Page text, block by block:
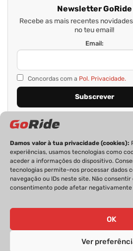
Damos valor à tua privacidade (cookies):
experiências, usamos tecnologias como
aceder a informações do dispositivo.
tecnologias permite-nos processar dados
navegação ou IDs neste site. Não
consentimento pode afetar
OK
Ver
Newsletter GoRide
Recebe as mais recentes
no teu email!
Email:
Concordas com a Pol. Privacidade.
PRIVACIDADE FICHA TÉCNICA